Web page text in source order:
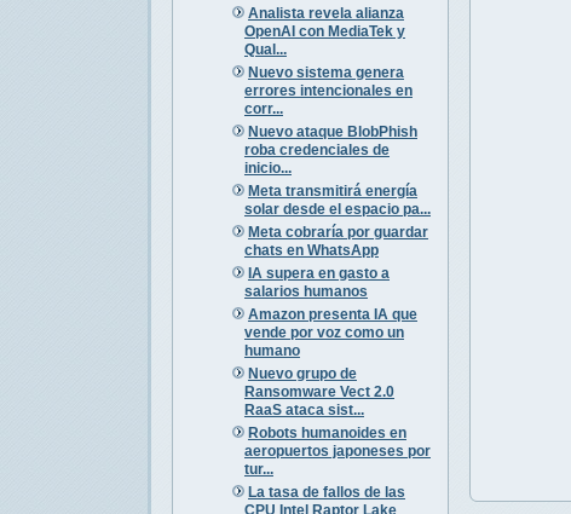
Analista revela alianza
OpenAI con MediaTek y
Qual...
Nuevo sistema genera
errores intencionales en
corr...
Nuevo ataque BlobPhish
roba credenciales de
inicio...
Meta transmitirá energía
solar desde el espacio pa...
Meta cobraría por guardar
chats en WhatsApp
IA supera en gasto a
salarios humanos
Amazon presenta IA que
vende por voz como un
humano
Nuevo grupo de
Ransomware Vect 2.0
RaaS ataca sist...
Robots humanoides en
aeropuertos japoneses por
tur...
La tasa de fallos de las
CPU Intel Raptor Lake